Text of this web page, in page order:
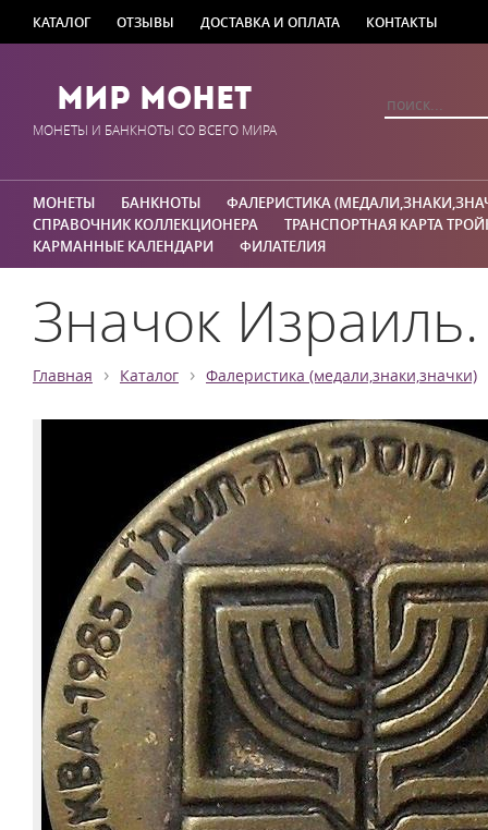
КАТАЛОГ ОТЗЫВЫ ДОСТАВКА И ОПЛАТА КОНТАКТЫ
Мир Монет
МОНЕТЫ И БАНКНОТЫ СО ВСЕГО МИРА
МОНЕТЫ БАНКНОТЫ
ФАЛЕРИСТИКА
СПРАВОЧНИК КОЛЛЕКЦИОНЕРА
ТРАНСПОРТНАЯ КАРТА
КАРМАННЫЕ КАЛЕНДАРИ
ФИЛАТЕЛИЯ
Значок
Главная › Каталог › Фалеристика (медали,знаки,значки)